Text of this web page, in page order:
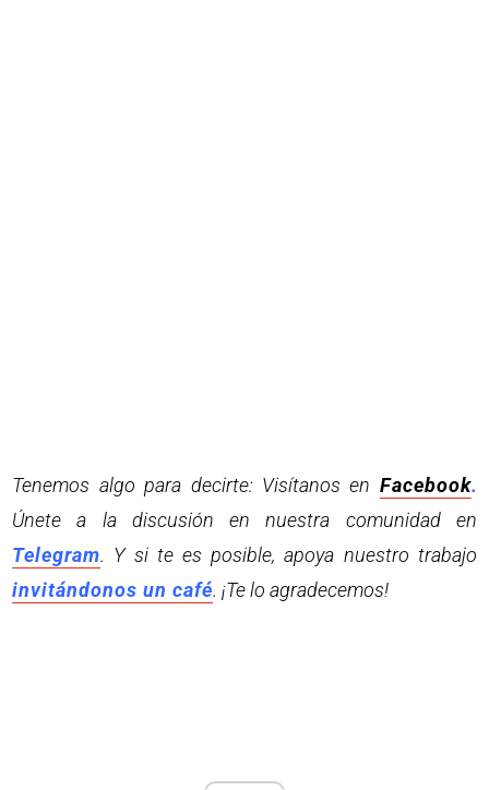
Tenemos algo para decirte: Visítanos en Facebook.
Únete a la discusión en nuestra comunidad en
Telegram. Y si te es posible, apoya nuestro trabajo
invitándonos un café. ¡Te lo agradecemos!